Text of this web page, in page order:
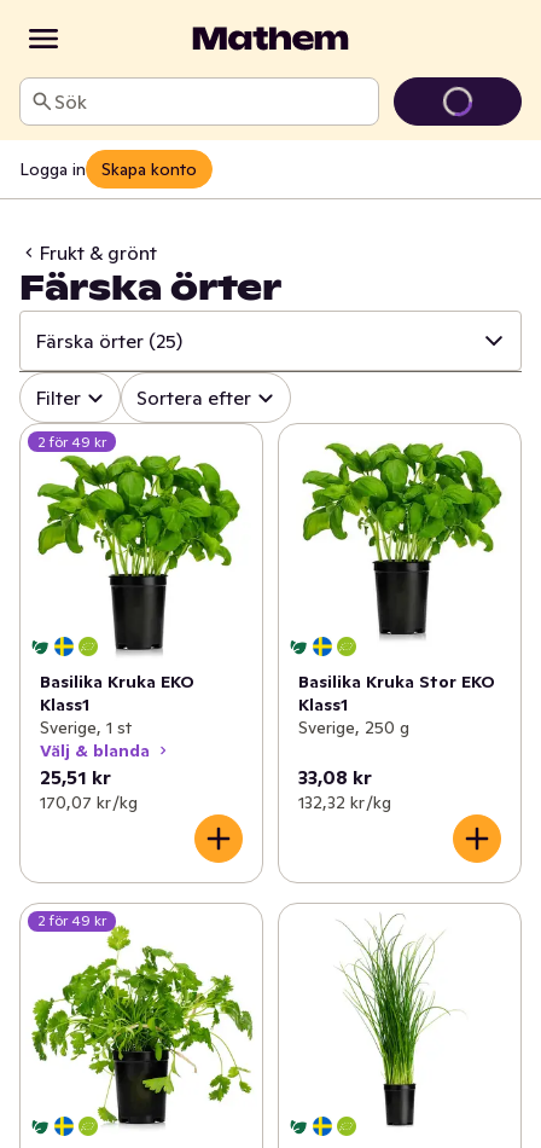
Sök
Logga in Skapa konto
Frukt & grönt
Färska örter
Färska örter (25)
✓ Alla (318)
✓ Grönsaker
✓ Frukt (66)
✓ Potatis & lök (50)
Kålväxter (25)
✓ Bär (12)
✓ Svamp
✓ Frukt- och grönsakslådor
(25)
Filter Sortera efter
2 för 49 kr
Basilika Kruka EKO
Klass1
Sverige, 1 st
Välj & blanda
25,51 kr
170,07 kr /kg
Basilika Kruka Stor EKO
Klass1
Sverige, 250 g
33,08 kr
132,32 kr /kg
2 för 49 kr